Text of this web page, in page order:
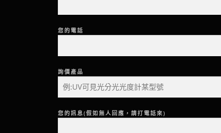
您的電話
詢價產品
您的訊息(假如無人回應，請打電話來)